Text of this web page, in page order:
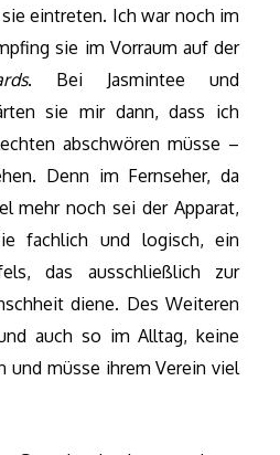
eintreten. Ich war noch im
sie im Vorraum auf der
. Bei Jasmintee und
sie mir dann, dass ich
abschwören müsse –
Denn im Fernseher, da
mehr noch sei der Apparat,
fachlich und logisch, ein
das ausschließlich zur
diene. Des Weiteren
auch so im Alltag, keine
und müsse ihrem Verein viel